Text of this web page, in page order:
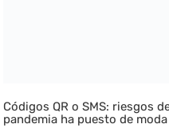
Códigos QR o SMS: riesgos
pandemia ha puesto de moda